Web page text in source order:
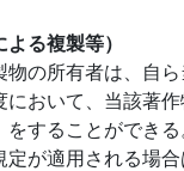
る複製等）
の所有者は、自
おいて、当該著
することができ
が適用される場合